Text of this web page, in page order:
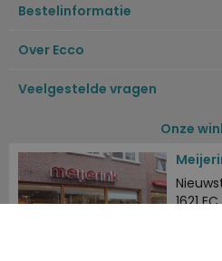
Bestelinformatie
Over Ecco
Veelgestelde vragen
Onze
1621